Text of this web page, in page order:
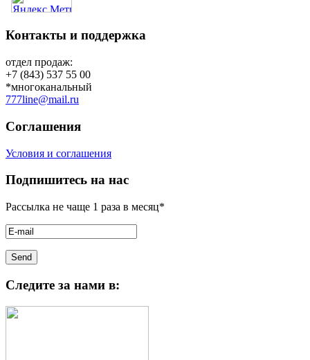
Контакты и поддержка
отдел продаж:
+7 (843) 537 55 00
*многоканальный
777line@mail.ru
Соглашения
Условия и соглашения
Подпишитесь на нас
Рассылка не чаще 1 раза в месяц*
Следите за нами в: